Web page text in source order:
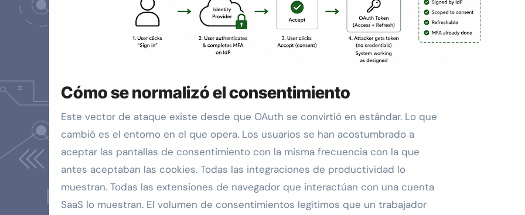
Cómo se normalizó el consentimiento
Este vector de ataque existe desde que OAuth se convirtió en estándar. Lo que
cambió es el entorno en el que opera. Los usuarios se han acostumbrado a
aceptar las pantallas de consentimiento con la misma frecuencia con la que
antes aceptaban las cookies. Todas las integraciones de productividad lo
muestran. Todas las extensiones de navegador que interactúan con una cuenta
SaaS lo muestran. El volumen de consentimientos legítimos que un trabajador